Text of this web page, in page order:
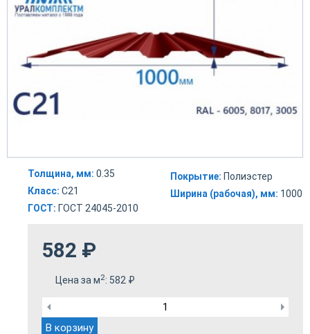
Толщина, мм: 0.35
Класс: С21
ГОСТ: ГОСТ 24045-2010
Покрытие: Полиэстер
Ширина (рабочая), мм: 1000
582 ₽
Цена за м2: 582 ₽
В корзину